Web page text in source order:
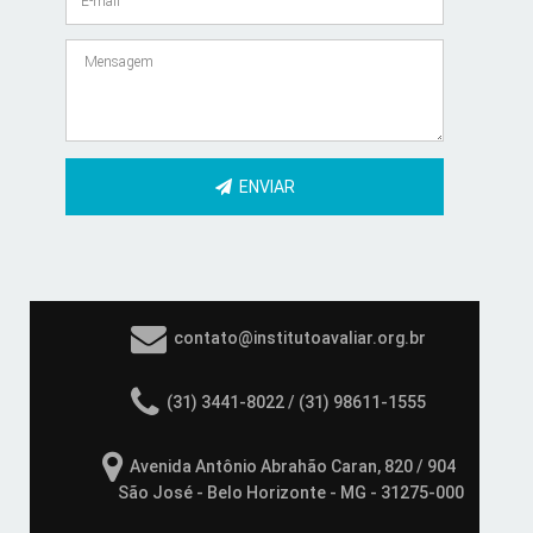
ENVIAR
contato@institutoavaliar.org.br
(31) 3441-8022 / (31) 98611-1555
Avenida Antônio Abrahão Caran, 820 / 904
São José - Belo Horizonte - MG - 31275-000